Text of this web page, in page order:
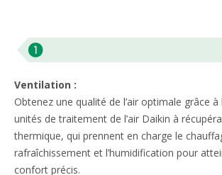
Ventilation :
Obtenez une qualité de l’air optimale grâce à
unités de traitement de l’air Daikin à
thermique, qui prennent en charge le
rafraîchissement et l’humidification pour
confort précis. ​